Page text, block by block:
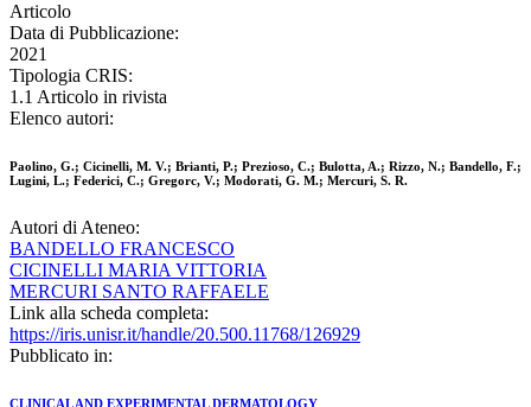
Articolo
Data di Pubblicazione:
2021
Tipologia CRIS:
1.1 Articolo in rivista
Elenco autori:
Paolino, G.; Cicinelli, M. V.; Brianti, P.; Prezioso, C.; Bulotta, A.; Rizzo, N.; Bandello, F.;
Lugini, L.; Federici, C.; Gregorc, V.; Modorati, G. M.; Mercuri, S. R.
Autori di Ateneo:
BANDELLO FRANCESCO
CICINELLI MARIA VITTORIA
MERCURI SANTO RAFFAELE
Link alla scheda completa:
https://iris.unisr.it/handle/20.500.11768/126929
Pubblicato in:
CLINICAL AND EXPERIMENTAL DERMATOLOGY